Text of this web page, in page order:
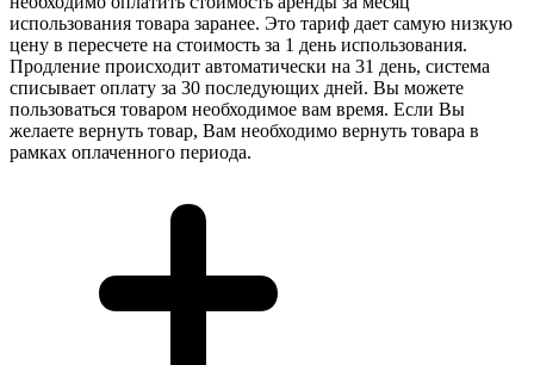
использования товара заранее. Это тариф дает самую низкую
цену в пересчете на стоимость за 1 день использования.
Продление происходит автоматически на 31 день, система
списывает оплату за 30 последующих дней. Вы можете
пользоваться товаром необходимое вам время. Если Вы
желаете вернуть товар, Вам необходимо вернуть товара в
рамках оплаченного периода.